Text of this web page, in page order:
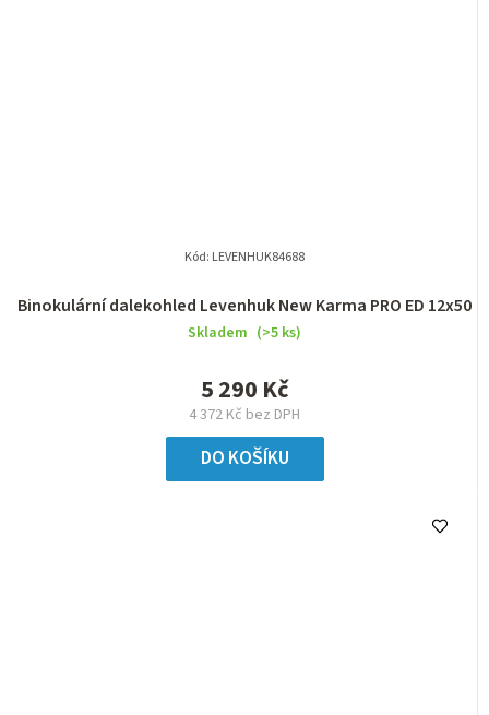
Binokulární dalekohled Levenhuk New Karma PRO ED 12x50
Skladem (>5 ks)
4 372 Kč bez DPH
5 290 Kč
DO KOŠÍKU
Kód: LEVENHUK84688